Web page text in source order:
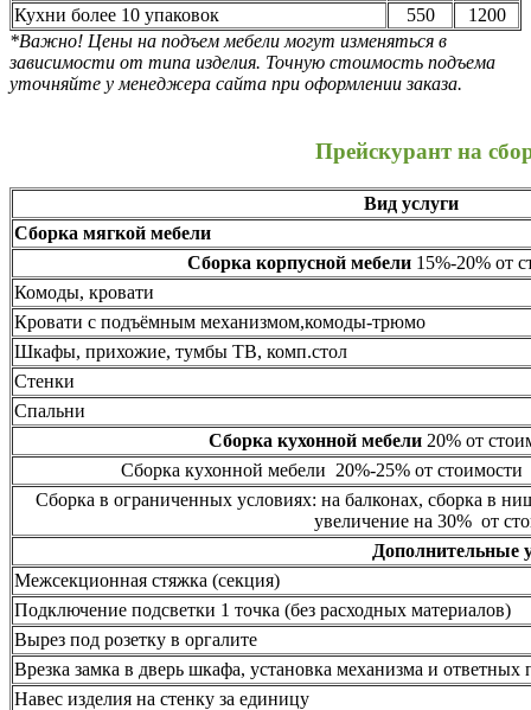
Кухни более 10 упаковок
550
1200
*Важно! Цены на подъем мебели могут изменяться в
зависимости от типа изделия. Точную стоимость подъема
уточняйте у менеджера сайта при оформлении заказа.
Прейскурант на
Вид услуги
Сборка мягкой мебели
Сборка корпусной мебели15%-20% от
Комоды, кровати
Кровати с подъёмным механизмом,комоды-трюмо
Шкафы, прихожие, тумбы ТВ, комп.стол
Стенки
Спальни
Сборка кухонной мебели20% от
Сборка кухонной мебели 20%-25% от стоимости
Сборка в ограниченных условиях: на балконах, сборка в
увеличение на 30% от
Дополнительные
Межсекционная стяжка (секция)
Подключение подсветки 1 точка (без расходных материалов)
Вырез под розетку в оргалите
Врезка замка в дверь шкафа, установка механизма и ответных
Навес изделия на стенку за единицу